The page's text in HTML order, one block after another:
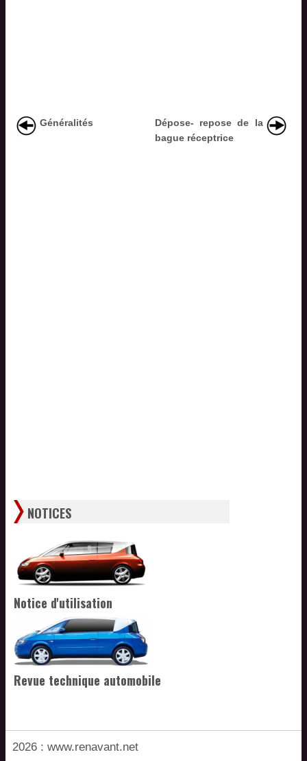
Généralités
Dépose- repose de la
bague réceptrice
NOTICES
Notice d'utilisation
Revue technique automobile
2026 : www.renavant.net